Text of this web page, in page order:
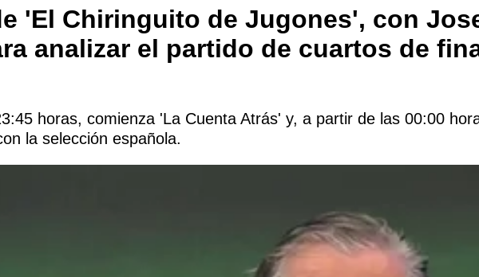
'El Chiringuito de Jugones', con
analizar el partido de cuartos de
horas, comienza 'La Cuenta Atrás' y, a partir de las 00:00
la selección española.